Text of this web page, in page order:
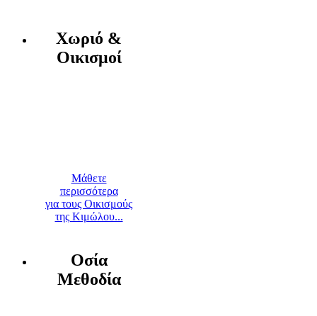
Χωριό &
Οικισμοί
Μάθετε
περισσότερα
για τους Οικισμούς
της Κιμώλου...
Οσία
Μεθοδία